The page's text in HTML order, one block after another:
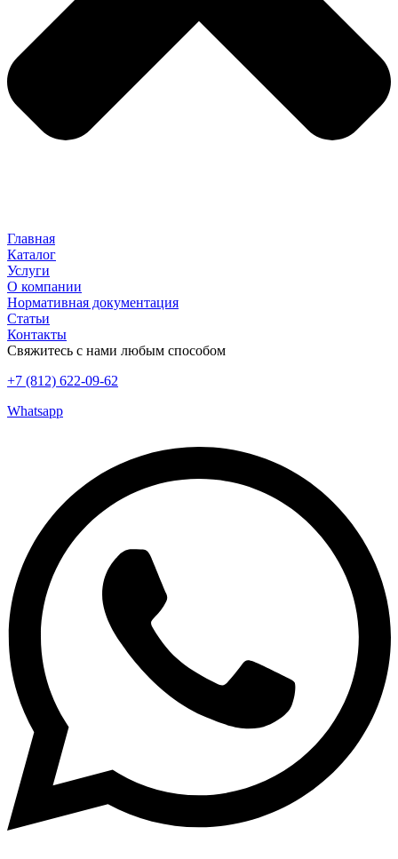
Главная
Каталог
Услуги
О компании
Нормативная документация
Статьи
Контакты
Свяжитесь с нами любым способом
+7 (812) 622-09-62
Whatsapp